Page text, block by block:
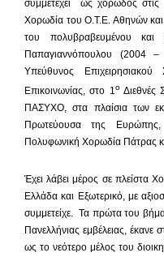
συμμετέχει ως χορωδός στις
Χορωδία του Ο.Τ.Ε. Αθηνών
του πολυβραβευμένου και
Παπαγιαννόπουλου (2004
Υπεύθυνος
Επικοινωνίας, στο 1 οΔιεθνές
ΠΑΣΥΧΟ, στα πλαίσια των
Πρωτεύουσα της
Πολυφωνική Χορωδία Πάτρας
Έχει λάβει μέρος σε πλείστα
Ελλάδα και Εξωτερικό, με
συμμετείχε. Τα πρώτα του
Πανελλήνιας εμβέλειας,
ως το νεότερο μέλος του